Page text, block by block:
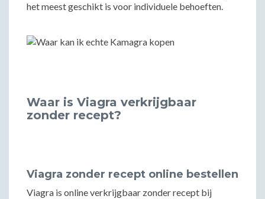
het meest geschikt is voor individuele behoeften.
Waar is Viagra verkrijgbaar
zonder recept?
Viagra zonder recept online bestellen
Viagra is online verkrijgbaar zonder recept bij